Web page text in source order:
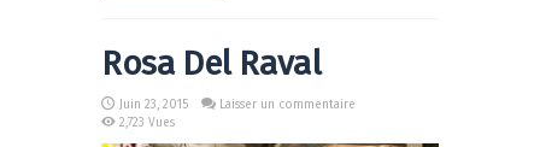
Rosa Del Raval
Juin 23, 2015
Laisser un commentaire
2,723 Vues